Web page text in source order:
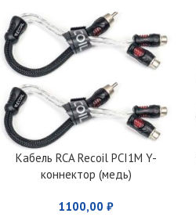
Кабель RCA Recoil PCI1M Y-
коннектор (медь)
1100,00 ₽